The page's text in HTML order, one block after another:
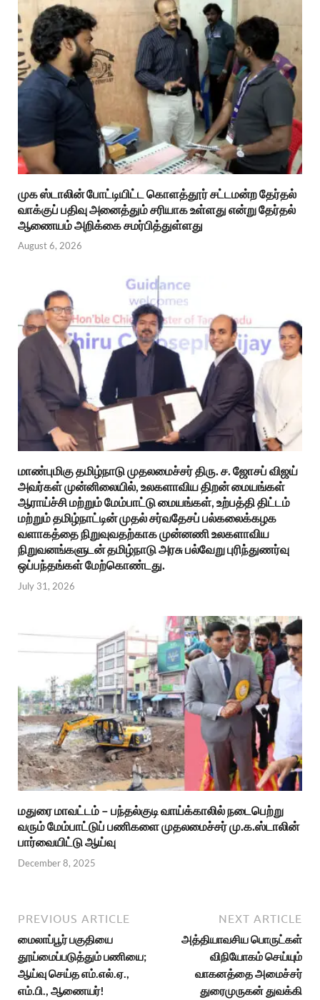
முக ஸ்டாலின் போட்டியிட்ட கொளத்தூர் சட்டமன்ற தேர்தல்
வாக்குப் பதிவு அனைத்தும் சரியாக உள்ளது என்று தேர்தல்
ஆணையம் அறிக்கை சமர்பித்துள்ளது
August 6, 2026
மாண்புமிகு தமிழ்நாடு முதலமைச்சர் திரு. ச. ஜோசப் விஜய்
அவர்கள் முன்னிலையில், உலகளாவிய திறன் மையங்கள்
ஆராய்ச்சி மற்றும் மேம்பாட்டு மையங்கள், உற்பத்தி திட்டம்
மற்றும் தமிழ்நாட்டின் முதல் சர்வதேசப் பல்கலைக்கழக
வளாகத்தை நிறுவுவதற்காக முன்னணி உலகளாவிய
நிறுவனங்களுடன் தமிழ்நாடு அரசு பல்வேறு புரிந்துணர்வு
ஒப்பந்தங்கள் மேற்கொண்டது.
July 31, 2026
மதுரை மாவட்டம் – பந்தல்குடி வாய்க்காலில் நடைபெற்று
வரும் மேம்பாட்டுப் பணிகளை முதலமைச்சர் மு.க.ஸ்டாலின்
பார்வையிட்டு ஆய்வு
December 8, 2025
PREVIOUS ARTICLE
மைலாப்பூர் பகுதியை
தூய்மைப்படுத்தும் பணியை;
ஆய்வு செய்த எம்.எல்.ஏ.,
எம்.பி., ஆணையர்!
NEXT ARTICLE
அத்தியாவசிய பொருட்கள்
விநியோகம் செய்யும்
வாகனத்தை அமைச்சர்
துரைமுருகன் துவக்கி